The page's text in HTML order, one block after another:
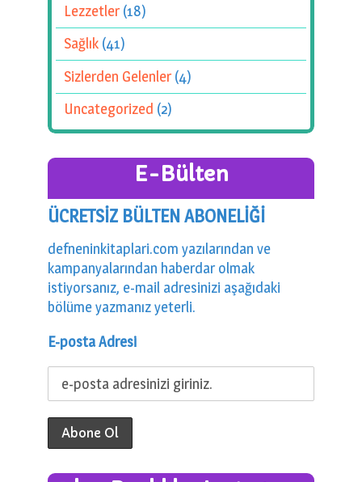
Lezzetler(18)
Sağlık (41)
Sizlerden Gelenler(4)
Uncategorized (2)
E-Bülten
ÜCRETSİZ BÜLTEN ABONELİĞİ
defneninkitaplari.com yazılarından ve
kampanyalarından haberdar olmak
istiyorsanız, e-mail adresinizi aşağıdaki
bölüme yazmanız yeterli.
E-posta Adresi